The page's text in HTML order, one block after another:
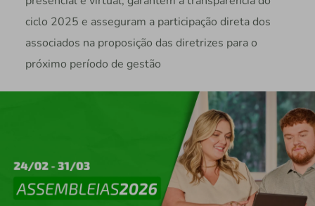
ciclo 2025 e asseguram a participação direta dos
associados na proposição das diretrizes para o
próximo período de gestão